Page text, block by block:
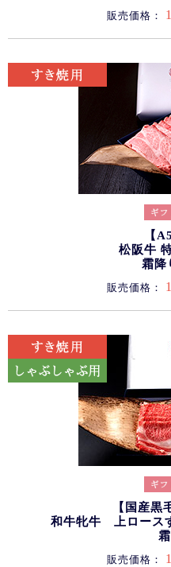
販売価格：
【
松阪牛
霜降
販売価格：
【国産黒
和牛牝牛 上ロース
販売価格：